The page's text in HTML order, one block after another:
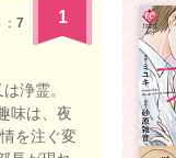
7 1
浄霊。
味は、夜
を注ぐ変